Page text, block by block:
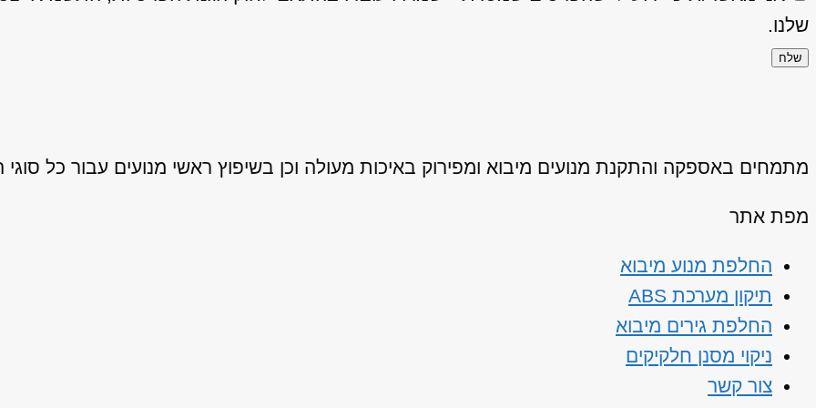
שלנו.
שלח
מתמחים באספקה והתקנת מנועים מיבוא ומפירוק באיכות מעולה וכן בשיפוץ ראשי מנועים עבור כל סוגי
מפת אתר
החלפת מנוע מיבוא
תיקון מערכת ABS
החלפת גירים מיבוא
ניקוי מסנן חלקיקים
צור קשר